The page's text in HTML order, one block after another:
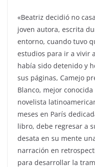
«Beatriz decidió no
joven autora, escrita
entorno, cuando tuvo
estudios para ir a vivir
había sido detenido y
sus páginas, Camejo
Blanco, mejor
novelista
meses en París
libro, debe regresar a
desata en su mente
narración en
para desarrollar la